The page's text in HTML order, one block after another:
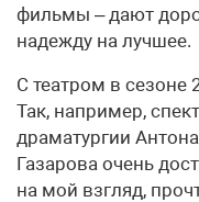
фильмы – дают
надежду на лучшее.
С театром в сезоне
Так, например,
драматургии
Газарова очень
на мой взгляд,